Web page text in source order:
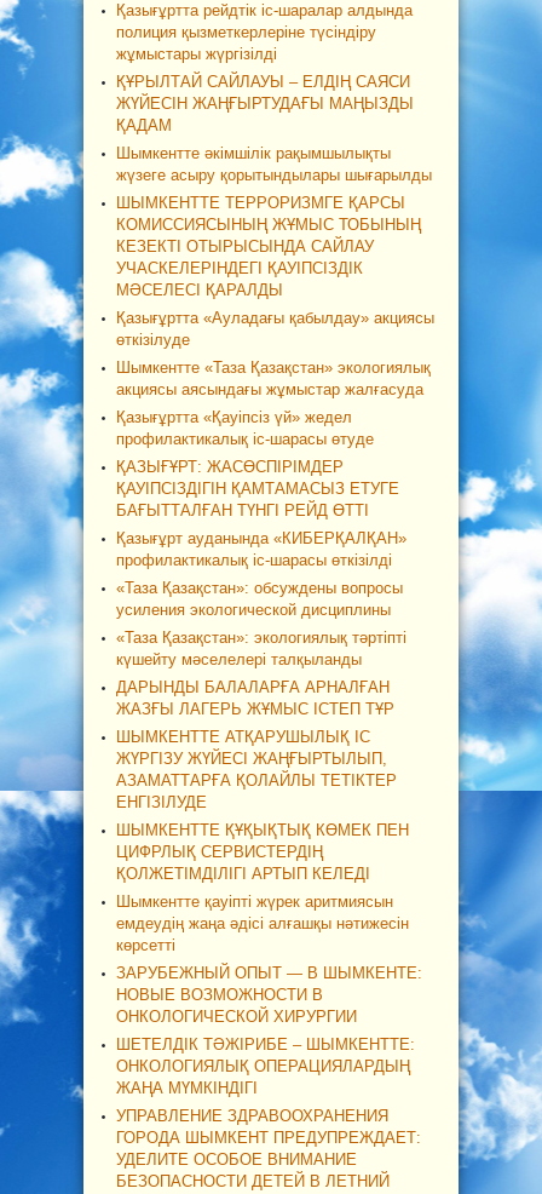
Қазығұртта рейдтік іс-шаралар алдында
полиция қызметкерлеріне түсіндіру
жұмыстары жүргізілді
ҚҰРЫЛТАЙ САЙЛАУЫ – ЕЛДІҢ САЯСИ
ЖҮЙЕСІН ЖАҢҒЫРТУДАҒЫ МАҢЫЗДЫ
ҚАДАМ
Шымкентте әкімшілік рақымшылықты
жүзеге асыру қорытындылары шығарылды
ШЫМКЕНТТЕ ТЕРРОРИЗМГЕ ҚАРСЫ
КОМИССИЯСЫНЫҢ ЖҰМЫС ТОБЫНЫҢ
КЕЗЕКТІ ОТЫРЫСЫНДА САЙЛАУ
УЧАСКЕЛЕРІНДЕГІ ҚАУІПСІЗДІК
МӘСЕЛЕСІ ҚАРАЛДЫ
Қазығұртта «Ауладағы қабылдау» акциясы
өткізілуде
Шымкентте «Таза Қазақстан» экологиялық
акциясы аясындағы жұмыстар жалғасуда
Қазығұртта «Қауіпсіз үй» жедел
профилактикалық іс-шарасы өтуде
ҚАЗЫҒҰРТ: ЖАСӨСПІРІМДЕР
ҚАУІПСІЗДІГІН ҚАМТАМАСЫЗ ЕТУГЕ
БАҒЫТТАЛҒАН ТҮНГІ РЕЙД ӨТТІ
Қазығұрт ауданында «КИБЕРҚАЛҚАН»
профилактикалық іс-шарасы өткізілді
«Таза Қазақстан»: обсуждены вопросы
усиления экологической дисциплины
«Таза Қазақстан»: экологиялық тәртіпті
күшейту мәселелері талқыланды
ДАРЫНДЫ БАЛАЛАРҒА АРНАЛҒАН
ЖАЗҒЫ ЛАГЕРЬ ЖҰМЫС ІСТЕП ТҰР
ШЫМКЕНТТЕ АТҚАРУШЫЛЫҚ ІС
ЖҮРГІЗУ ЖҮЙЕСІ ЖАҢҒЫРТЫЛЫП,
АЗАМАТТАРҒА ҚОЛАЙЛЫ ТЕТІКТЕР
ЕНГІЗІЛУДЕ
ШЫМКЕНТТЕ ҚҰҚЫҚТЫҚ КӨМЕК ПЕН
ЦИФРЛЫҚ СЕРВИСТЕРДІҢ
ҚОЛЖЕТІМДІЛІГІ АРТЫП КЕЛЕДІ
Шымкентте қауіпті жүрек аритмиясын
емдеудің жаңа әдісі алғашқы нәтижесін
көрсетті
ЗАРУБЕЖНЫЙ ОПЫТ — В ШЫМКЕНТЕ:
НОВЫЕ ВОЗМОЖНОСТИ В
ОНКОЛОГИЧЕСКОЙ ХИРУРГИИ
ШЕТЕЛДІК ТӘЖІРИБЕ – ШЫМКЕНТТЕ:
ОНКОЛОГИЯЛЫҚ ОПЕРАЦИЯЛАРДЫҢ
ЖАҢА МҮМКІНДІГІ
УПРАВЛЕНИЕ ЗДРАВООХРАНЕНИЯ
ГОРОДА ШЫМКЕНТ ПРЕДУПРЕЖДАЕТ:
УДЕЛИТЕ ОСОБОЕ ВНИМАНИЕ
БЕЗОПАСНОСТИ ДЕТЕЙ В ЛЕТНИЙ